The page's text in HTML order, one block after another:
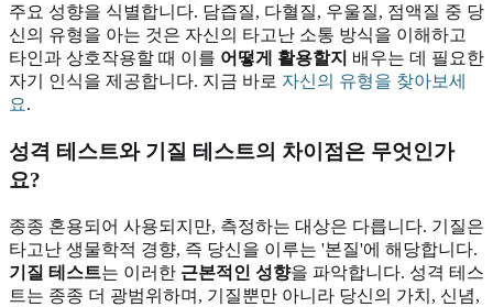
주요 성향을 식별합니다. 담즙질, 다혈질, 우울질, 점액질 중 당
신의 유형을 아는 것은 자신의 타고난 소통 방식을 이해하고
타인과 상호작용할 때 이를 어떻게 활용할지 배우는 데 필요한
자기 인식을 제공합니다. 지금 바로 자신의 유형을 찾아보세
요.
성격 테스트와 기질 테스트의 차이점은 무엇인가
요?
종종 혼용되어 사용되지만, 측정하는 대상은 다릅니다. 기질은
타고난 생물학적 경향, 즉 당신을 이루는 '본질'에 해당합니다.
기질 테스트는 이러한 근본적인 성향을 파악합니다. 성격 테스
트는 종종 더 광범위하며, 기질뿐만 아니라 당신의 가치, 신념,